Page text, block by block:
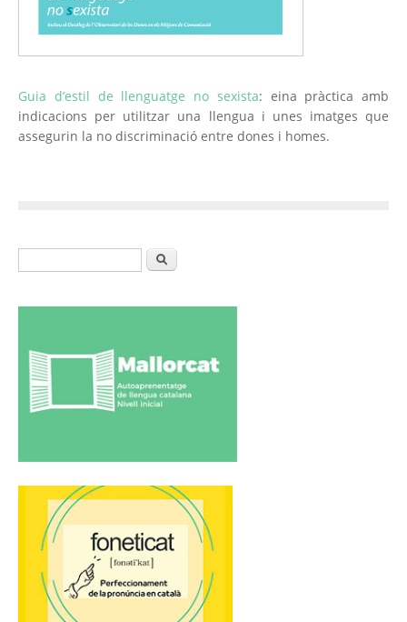
Guia d’estil de llenguatge no sexista: eina pràctica amb
indicacions per utilitzar una llengua i unes imatges que
assegurin la no discriminació entre dones i homes.
Formulari de cercaCerca